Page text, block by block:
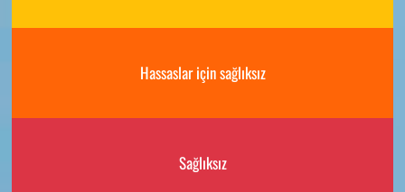
Hassaslar için sağlıksız
Sağlıksız